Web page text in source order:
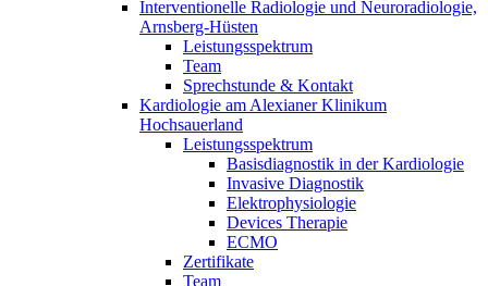
Interventionelle Radiologie und Neuroradiologie,
Arnsberg-Hüsten
Leistungsspektrum
Team
Sprechstunde & Kontakt
Kardiologie am Alexianer Klinikum
Hochsauerland
Leistungsspektrum
Basisdiagnostik in der Kardiologie
Invasive Diagnostik
Elektrophysiologie
Devices Therapie
ECMO
Zertifikate
Team